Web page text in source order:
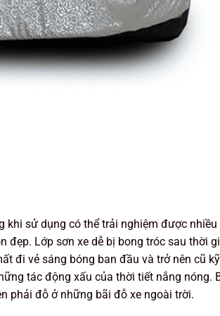
khi sử dụng có thể trải nghiệm được nhiều
đẹp. Lớp sơn xe dễ bị bong tróc sau thời
đi vẻ sáng bóng ban đầu và trở nên cũ
tác động xấu của thời tiết nắng nóng.
phải đỗ ở những bãi đỗ xe ngoài trời.